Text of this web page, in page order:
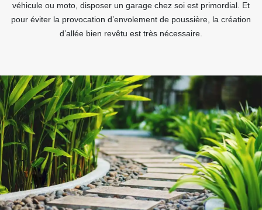
véhicule ou moto, disposer un garage chez soi est primordial. Et
pour éviter la provocation d’envolement de poussière, la création
d’allée bien revêtu est très nécessaire.